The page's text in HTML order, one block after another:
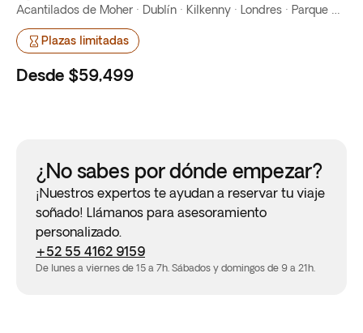
Plazas limitadas
Desde $59,499
¿No sabes por dónde empezar?
¡Nuestros expertos te ayudan a reservar tu viaje
soñado! Llámanos para asesoramiento
personalizado.
+52 55 4162 9159
De lunes a viernes de 15 a 7h. Sábados y domingos de 9 a 21h.